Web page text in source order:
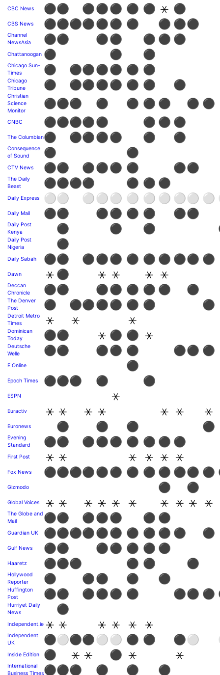
CBC News ⚫⚫ ⚫⚫⚫ ⚫ ⚫ ⚹ ⚫
CBS News ⚫⚫⚫⚫⚫⚫ ⚫ ⚫ ⚫⚫
Channel
NewsAsia
⚫⚫ ⚫⚫ ⚫ ⚫ ⚫
Chattanoogan ⚫ ⚫ ⚫
Chicago Sun-
Times
⚫ ⚫⚫⚫⚫ ⚫ ⚫
Chicago
Tribune
⚫ ⚫⚫⚫⚫ ⚫ ⚫ ⚫
Christian
Science
Monitor
⚫⚫⚫ ⚫ ⚫ ⚫ ⚫ ⚫ ⚫
CNBC ⚫⚫⚫⚫⚫ ⚫ ⚫ ⚫
The Columbian⚫ ⚫⚫⚫⚫ ⚫ ⚫
Consequence
of Sound
⚫ ⚫
CTV News ⚫⚫ ⚫⚫⚫ ⚫ ⚫⚫
The Daily
Beast
⚫⚫⚫⚫ ⚫ ⚫ ⚫
Daily Express ⚪⚪ ⚪ ⚪ ⚪ ⚪ ⚪ ⚪ ⚪⚪ ⚪
Daily Mail ⚫⚫ ⚫⚫ ⚫ ⚫ ⚫⚫
Daily Post
Kenya
⚫ ⚫ ⚫
Daily Post
Nigeria
⚫
Daily Sabah ⚫⚫ ⚫⚫⚫ ⚫ ⚫ ⚫ ⚫⚫ ⚫
Dawn ⚹ ⚫ ⚹ ⚹ ⚹ ⚹
Deccan
Chronicle
⚫⚫ ⚫⚫ ⚫ ⚫ ⚫ ⚫
The Denver
Post
⚫ ⚫⚫⚫⚫ ⚫ ⚫ ⚫
Detroit Metro
Times
⚹ ⚹ ⚹
Dominican
Today
⚫⚫ ⚹ ⚫ ⚫ ⚹
Deutsche
Welle
⚫⚫ ⚫⚫ ⚫ ⚫⚫ ⚫
E Online ⚫
Epoch Times ⚫⚫⚫ ⚫ ⚫
ESPN ⚹
Euractiv ⚹ ⚹ ⚹ ⚹ ⚹ ⚹ ⚹
Euronews ⚫ ⚫ ⚫ ⚫
Evening
Standard
⚫⚫ ⚫⚫⚫ ⚫ ⚫ ⚫ ⚫
First Post ⚹ ⚹ ⚹ ⚹ ⚹ ⚹
Fox News ⚫⚫⚫⚫⚫⚫ ⚫ ⚫ ⚫ ⚫⚫ ⚫
Gizmodo ⚫ ⚫
Global Voices ⚹ ⚹ ⚹ ⚹ ⚹ ⚹ ⚹ ⚹ ⚹ ⚹
The Globe and
Mail
⚫⚫ ⚫⚫⚫ ⚫ ⚫
Guardian UK ⚫⚫⚫⚫⚫⚫ ⚫ ⚫ ⚫ ⚫ ⚫
Gulf News ⚫⚫ ⚫⚫ ⚫ ⚫ ⚫
Haaretz ⚫⚫⚫ ⚫ ⚫ ⚫
Hollywood
Reporter
⚫ ⚫⚫ ⚫ ⚫
Huffington
Post
⚫⚫ ⚫⚫⚫ ⚫ ⚫⚫ ⚫
Hurriyet Daily
News
⚫
Independent.ie ⚹ ⚹ ⚹ ⚹ ⚹ ⚹
Independent
UK
⚫⚪⚫⚫ ⚪ ⚪ ⚫ ⚫ ⚫⚪
Inside Edition ⚫ ⚹ ⚹ ⚫ ⚹ ⚹
International
Business Times⚫⚫⚫ ⚫ ⚫ ⚫